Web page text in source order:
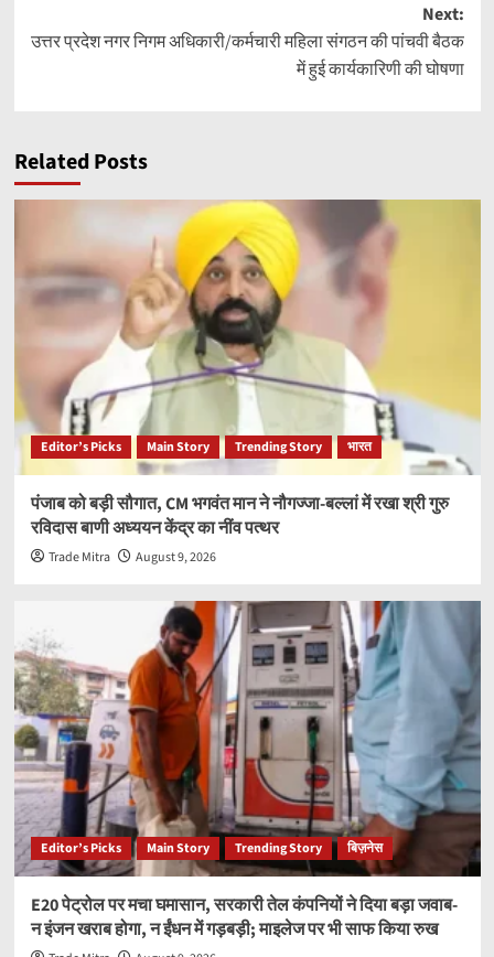
Next:
उत्तर प्रदेश नगर निगम अधिकारी/कर्मचारी महिला संगठन की पांचवी बैठक
में हुई कार्यकारिणी की घोषणा
Related Posts
Editor’s Picks Main Story Trending Story भारत
पंजाब को बड़ी सौगात, CM भगवंत मान ने नौगज्जा-बल्लां में रखा श्री गुरु
रविदास बाणी अध्ययन केंद्र का नींव पत्थर
Trade Mitra August 9, 2026
Editor’s Picks Main Story Trending Story बिज़नेस
E20 पेट्रोल पर मचा घमासान, सरकारी तेल कंपनियों ने दिया बड़ा जवाब-
न इंजन खराब होगा, न ईंधन में गड़बड़ी; माइलेज पर भी साफ किया रुख